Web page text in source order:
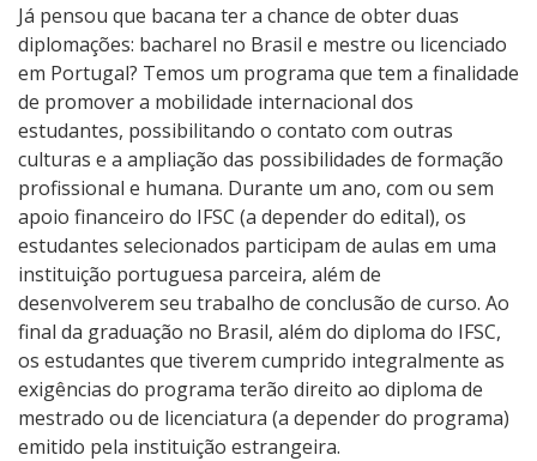
Já pensou que bacana ter a chance de obter duas
diplomações: bacharel no Brasil e mestre ou licenciado
em Portugal? Temos um programa que tem a finalidade
de promover a mobilidade internacional dos
estudantes, possibilitando o contato com outras
culturas e a ampliação das possibilidades de formação
profissional e humana. Durante um ano, com ou sem
apoio financeiro do IFSC (a depender do edital), os
estudantes selecionados participam de aulas em uma
instituição portuguesa parceira, além de
desenvolverem seu trabalho de conclusão de curso. Ao
final da graduação no Brasil, além do diploma do IFSC,
os estudantes que tiverem cumprido integralmente as
exigências do programa terão direito ao diploma de
mestrado ou de licenciatura (a depender do programa)
emitido pela instituição estrangeira.